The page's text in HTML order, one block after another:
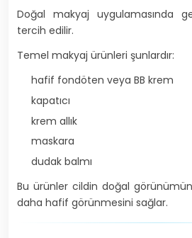
Doğal makyaj uygulamasında
tercih edilir.
Temel makyaj ürünleri şunlardır:
hafif fondöten veya BB krem
kapatıcı
krem allık
maskara
dudak balmı
Bu ürünler cildin doğal
daha hafif görünmesini sağlar.